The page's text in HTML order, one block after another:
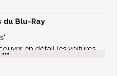
Blu-Ray
en détail les voitures